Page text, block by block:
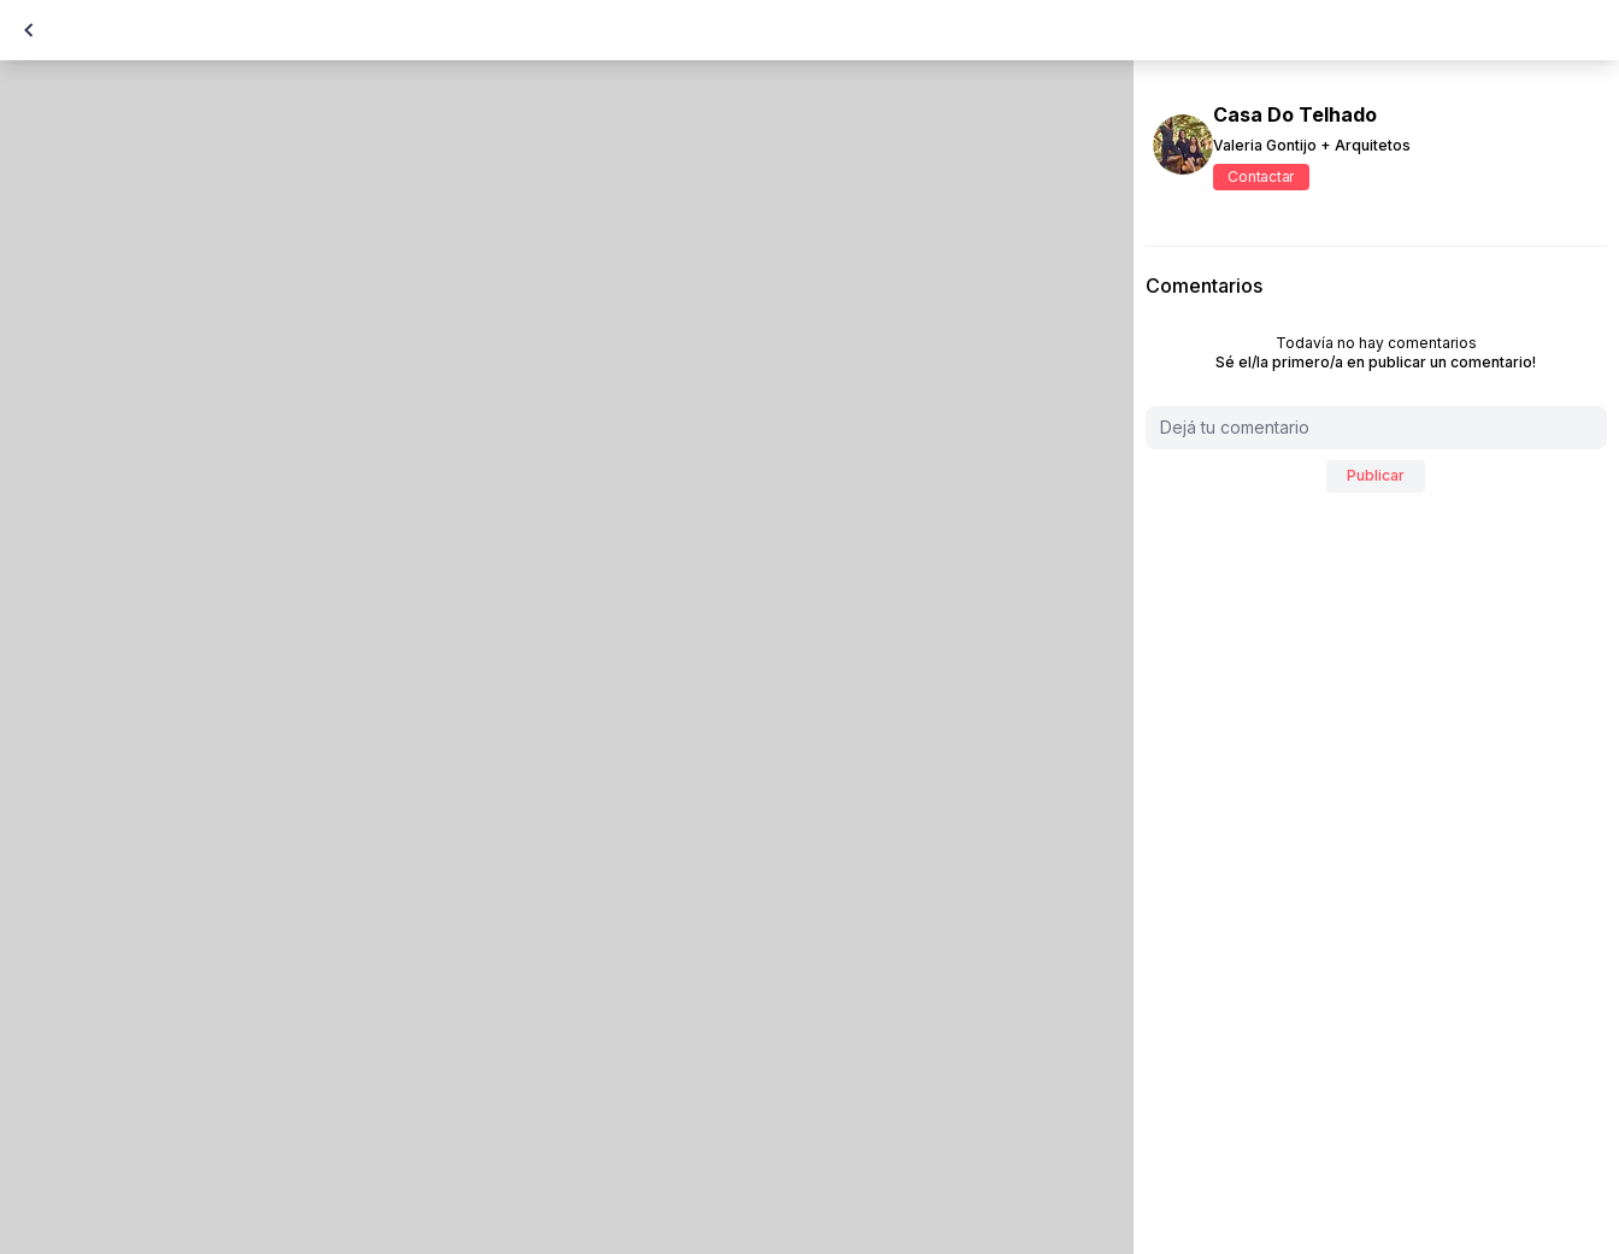
Casa Do Telhado
Valeria Gontijo + Arquitetos
Contactar
Comentarios
Todavía no hay comentarios
Sé el/la primero/a en publicar un comentario!
Publicar